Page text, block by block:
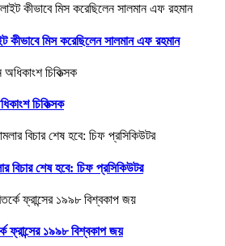
কীভাবে মিস করেছিলেন সালমান এফ রহমান
চিকিত্সক
বিচার শেষ হবে: চিফ প্রসিকিউটর
ফ্রান্সের ১৯৯৮ বিশ্বকাপ জয়